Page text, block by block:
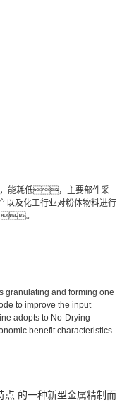
能耗低，主要部件采
及化工行业对粉体物料进行
。
granulating and forming one
to improve the input
adopts to No-Drying
benefit characteristics
的一种新型金属精制而